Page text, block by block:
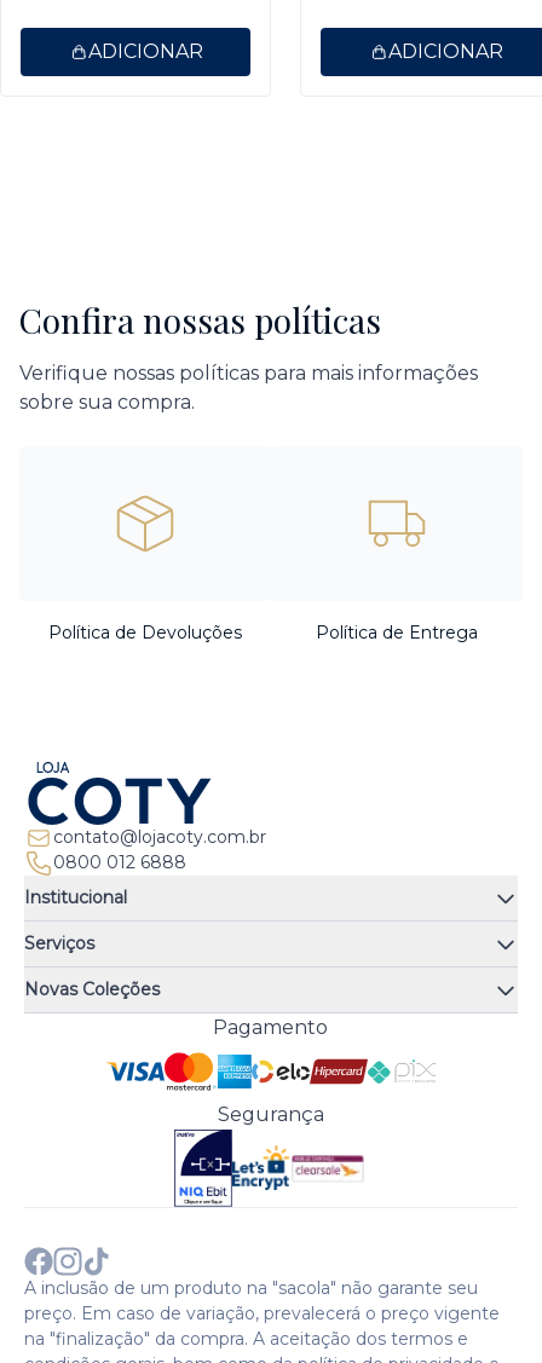
ADICIONAR ADICIONAR
Confira nossas políticas
Verifique nossas políticas para mais informações
sobre sua compra.
Política de Devoluções Política de Entrega
contato@lojacoty.com.br
0800 012 6888
Institucional
Quem somos
Quiz de fragrâncias
Trocas e Devoluções
Troque Fácil
Perguntas Frequentes
Política de Pagamento
Política de Entrega
Política de Privacidade
Comprar com CNPJ?
Sobre a COTY no mundo
Serviços
Atendimento
Meus Pedidos
Trabalhe Conosco
Preferências de Cookies
Novas Coleções
Cenoura & Bronze
Pagamento
Segurança
A inclusão de um produto na "sacola" não garante seu
preço. Em caso de variação, prevalecerá o preço vigente
na "finalização" da compra. A aceitação dos termos e